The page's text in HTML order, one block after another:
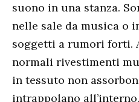
suono in una stanza.
nelle sale da musica o
soggetti a rumori forti.
normali rivestimenti
in tessuto non
intrappolano